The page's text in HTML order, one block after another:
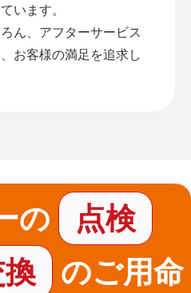
います。
ん、アフターサービス
お客様の満足を追求し
の
点検
のご用命